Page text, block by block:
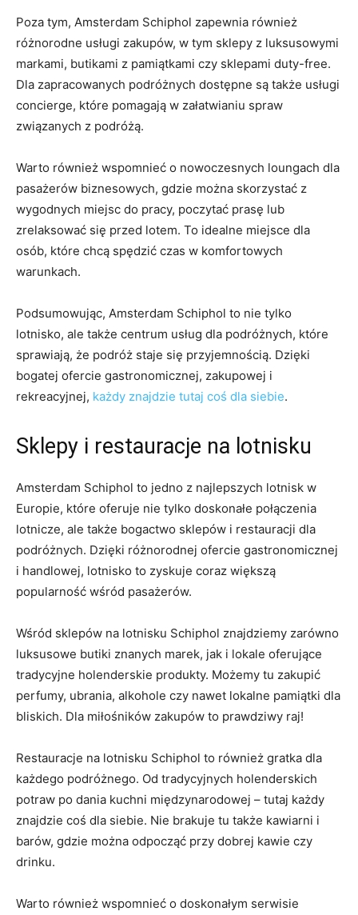
Poza tym,⁣ Amsterdam Schiphol⁤ zapewnia również
różnorodne usługi zakupów, w tym sklepy z luksusowymi
markami, butikami z pamiątkami czy sklepami duty-free.
Dla zapracowanych podróżnych dostępne są także usługi
concierge, które‌ pomagają w załatwianiu spraw
związanych z podróżą.
Warto również wspomnieć o nowoczesnych‌ loungach dla
pasażerów biznesowych, gdzie można skorzystać z
wygodnych miejsc do⁣ pracy,⁣ poczytać prasę lub
zrelaksować się przed lotem. To idealne miejsce dla
osób, które chcą ‍spędzić czas w komfortowych
warunkach.
Podsumowując, Amsterdam Schiphol to nie tylko
lotnisko, ale ⁤także centrum usług dla podróżnych, które
sprawiają, że podróż staje⁤ się ⁤przyjemnością. Dzięki
bogatej ‌ofercie gastronomicznej, zakupowej i
rekreacyjnej, każdy znajdzie tutaj ⁣coś dla siebie.
Sklepy i restauracje ​na lotnisku
Amsterdam Schiphol to jedno z⁣ najlepszych lotnisk w
Europie, które oferuje nie tylko doskonałe połączenia
lotnicze, ale także bogactwo sklepów i restauracji dla
podróżnych. Dzięki różnorodnej ofercie gastronomicznej
i handlowej, lotnisko to zyskuje coraz większą
popularność wśród pasażerów.
Wśród sklepów na lotnisku‌ Schiphol znajdziemy zarówno
luksusowe butiki znanych marek, jak ‍i lokale oferujące‌
tradycyjne holenderskie produkty. Możemy tu zakupić
perfumy, ubrania, alkohole czy nawet lokalne ⁣pamiątki​ dla
bliskich. Dla miłośników zakupów to prawdziwy raj!
Restauracje na lotnisku Schiphol to również gratka dla
każdego podróżnego. Od ⁣tradycyjnych holenderskich
potraw po dania kuchni międzynarodowej – tutaj każdy
znajdzie ​coś dla siebie. Nie brakuje tu także kawiarni i
barów, gdzie można⁤ odpocząć przy‌ dobrej kawie czy‍
drinku.
Warto również wspomnieć o doskonałym serwisie